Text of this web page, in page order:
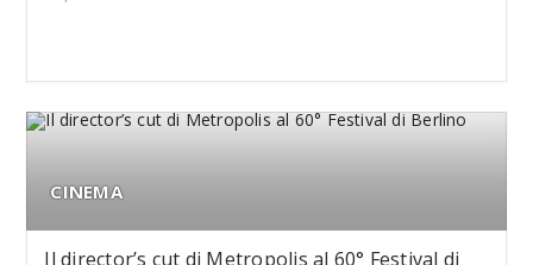
CINEMA
Il director’s cut di Metropolis al 60° Festival di